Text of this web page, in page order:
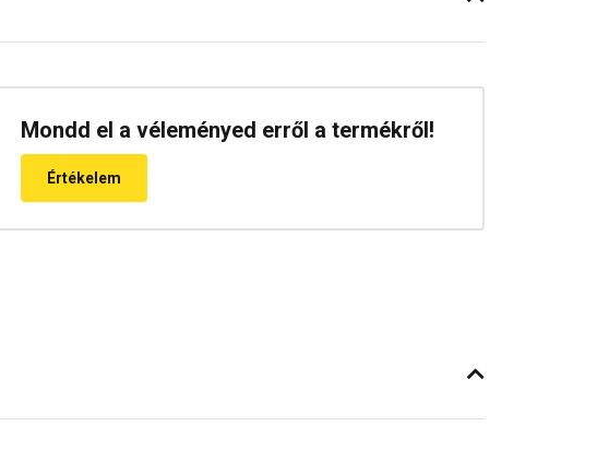
Mondd el a véleményed erről a termékről!
Értékelem